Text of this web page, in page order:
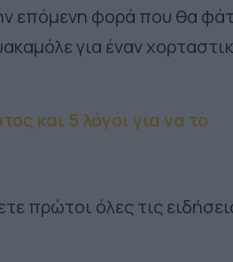
επόμενη φορά που θα
για έναν
και 5 λόγοι για να το
πρώτοι όλες τις